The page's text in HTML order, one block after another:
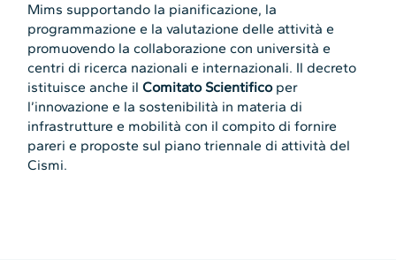
Mims supportando la pianificazione, la
programmazione e la valutazione delle attività e
promuovendo la collaborazione con università e
centri di ricerca nazionali e internazionali. Il decreto
istituisce anche ilComitato Scientificoper
l’innovazione e la sostenibilità in materia di
infrastrutture e mobilità con il compito di fornire
pareri e proposte sul piano triennale di attività del
Cismi.